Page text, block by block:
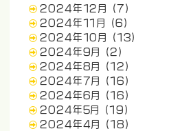
2024年12月
(7)
2024年11月
(6)
2024年10月
(13)
2024年9月
(2)
2024年8月
(12)
2024年7月
(16)
2024年6月
(16)
2024年5月
(19)
2024年4月
(18)